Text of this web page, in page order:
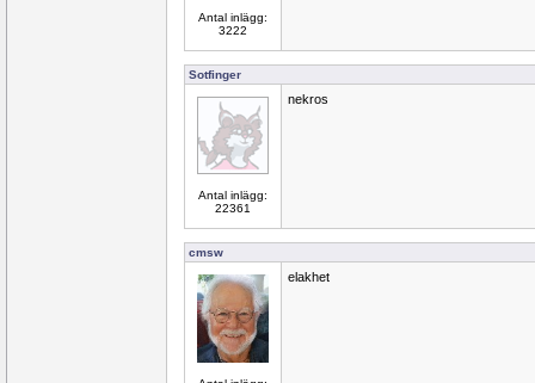
Antal inlägg:
3222
Sotfinger
Antal inlägg:
22361
nekros
cmsw
elakhet